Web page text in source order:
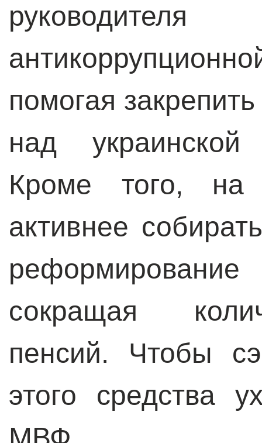
руководителя
помогая
над
Кроме того, на
активнее
реформирование
сокращая
пенсий. Чтобы
этого средства